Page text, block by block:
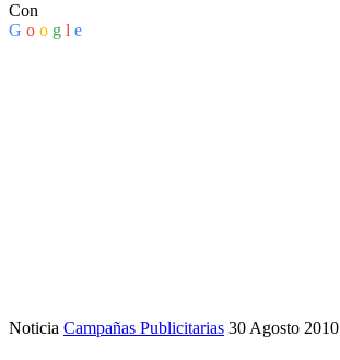
Con
G o o g l e
Noticia Campañas Publicitarias 30 Agosto 2010